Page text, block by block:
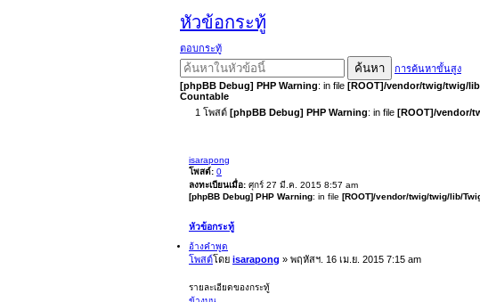
หัวข้อกระทู้
ตอบกระทู้
ค้นหา
การค้นหาขั้นสูง
[phpBB Debug] PHP Warning: in file [ROOT]/vendor/twig/twig/
Countable
1 โพสต์ [phpBB Debug] PHP Warning: in file [ROOT]/vendor/
isarapong
โพสต์: 0
ลงทะเบียนเมื่อ: ศุกร์ 27 มี.ค. 2015 8:57 am
[phpBB Debug] PHP Warning: in file [ROOT]/vendor/twig/twig/lib/
หัวข้อกระทู้
อ้างคำพูด
โพสต์โดย isarapong » พฤหัสฯ. 16 เม.ย. 2015 7:15 am
รายละเอียดของกระทู้